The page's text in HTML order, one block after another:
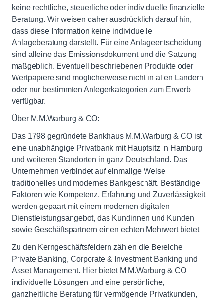
keine rechtliche, steuerliche oder individuelle finanzielle
Beratung. Wir weisen daher ausdrücklich darauf hin,
dass diese Information keine individuelle
Anlageberatung darstellt. Für eine Anlageentscheidung
sind alleine das Emissionsdokument und die Satzung
maßgeblich. Eventuell beschriebenen Produkte oder
Wertpapiere sind möglicherweise nicht in allen Ländern
oder nur bestimmten Anlegerkategorien zum Erwerb
verfügbar.
Über M.M.Warburg & CO:
Das 1798 gegründete Bankhaus M.M.Warburg & CO ist
eine unabhängige Privatbank mit Hauptsitz in Hamburg
und weiteren Standorten in ganz Deutschland. Das
Unternehmen verbindet auf einmalige Weise
traditionelles und modernes Bankgeschäft. Beständige
Faktoren wie Kompetenz, Erfahrung und Zuverlässigkeit
werden gepaart mit einem modernen digitalen
Dienstleistungsangebot, das Kundinnen und Kunden
sowie Geschäftspartnern einen echten Mehrwert bietet.
Zu den Kerngeschäftsfeldern zählen die Bereiche
Private Banking, Corporate & Investment Banking und
Asset Management. Hier bietet M.M.Warburg & CO
individuelle Lösungen und eine persönliche,
ganzheitliche Beratung für vermögende Privatkunden,